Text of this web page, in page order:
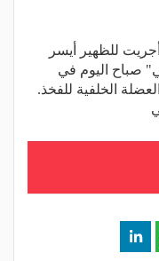
للظهير أيسر
صباح اليوم في
الخلفية للفخذ.